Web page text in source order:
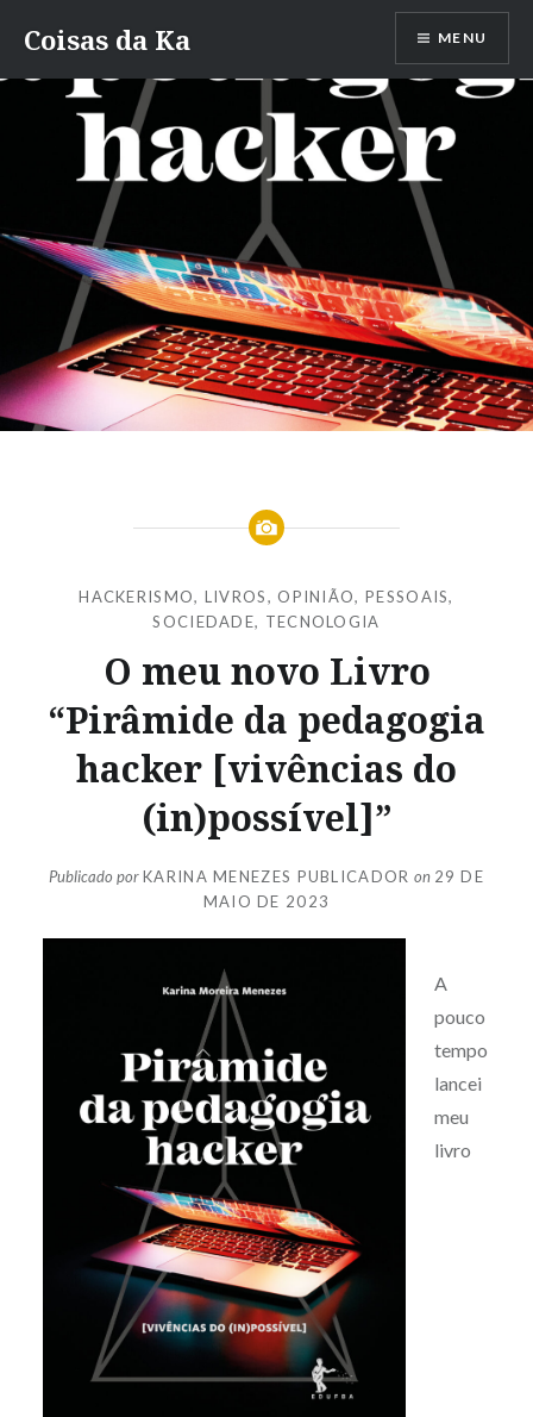
para
conteúdo
Coisas da Ka MENU
HACKERISMO, LIVROS, OPINIÃO,PESSOAIS,
SOCIEDADE, TECNOLOGIA
O meu novo Livro
“Pirâmide da pedagogia
hacker [vivências do
(in)possível]”
Publicado porKARINA MENEZES PUBLICADOR on 29 DE
MAIO DE 2023
A
pouco
tempo
lancei
meu
livro